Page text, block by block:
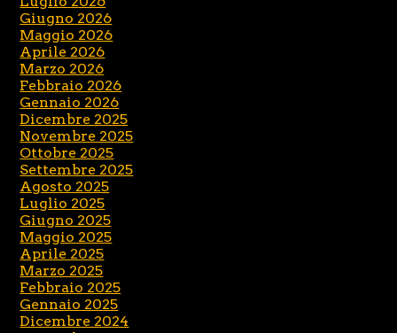
Giugno 2026
Maggio 2026
Aprile 2026
Marzo 2026
Febbraio 2026
Gennaio 2026
Dicembre 2025
Novembre 2025
Ottobre 2025
Settembre 2025
Agosto 2025
Luglio 2025
Giugno 2025
Maggio 2025
Aprile 2025
Marzo 2025
Febbraio 2025
Gennaio 2025
Dicembre 2024